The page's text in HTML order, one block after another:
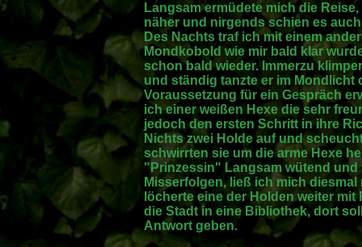
Langsam ermüdete mich die
näher und nirgends schien es
Des Nachts traf ich mit einem
Mondkobold wie mir bald klar
schon bald wieder. Immerzu
und ständig tanzte er im Mondlicht
Voraussetzung für ein Gespräch
ich einer weißen Hexe die sehr
jedoch den ersten Schritt in ihre
Nichts zwei Holde auf und
schwirrten sie um die arme Hexe
"Prinzessin" Langsam wütend
Misserfolgen, ließ ich mich
löcherte eine der Holden weiter
die Stadt in eine Bibliothek, dort
Antwort geben.